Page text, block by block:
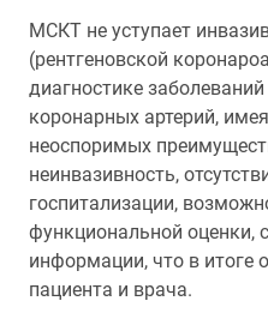
МСКТ не уступает
(рентгеновской
диагностике
коронарных артерий,
неоспоримых
неинвазивность,
госпитализации,
функциональной оценки,
информации, что в итоге
пациента и врача.